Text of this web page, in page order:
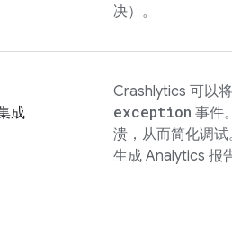
决）。
成
Crashlytics 可以
exception 事件
溃，从而简化调
生成 Analytics 报